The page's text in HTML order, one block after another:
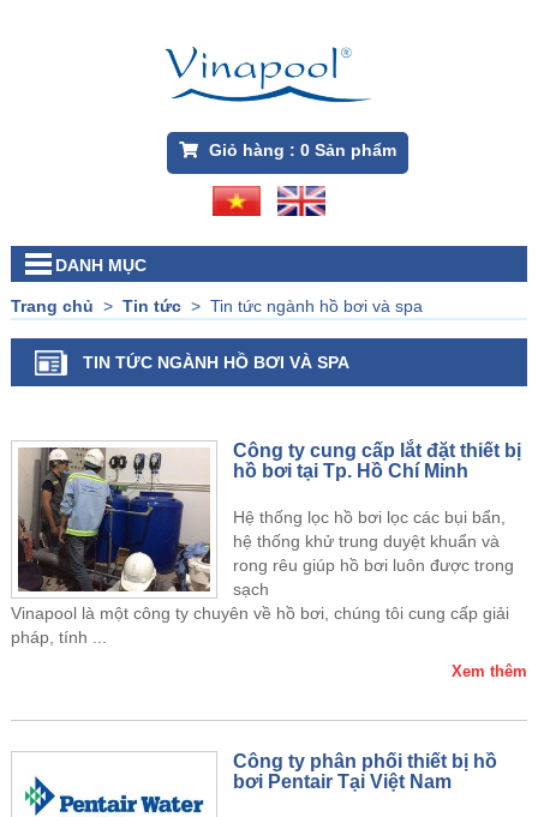
Giỏ hàng : 0Sản phẩm
DANH MỤC
Trang chủ > Tin tức> Tin tức ngành hồ bơi và spa
TIN TỨC NGÀNH HỒ BƠI VÀ SPA
Công ty cung cấp lắt đặt thiết bị
hồ bơi tại Tp. Hồ Chí Minh
Hệ thống lọc hồ bơi lọc các bụi bẩn,
hệ thống khử trung duyệt khuẩn và
rong rêu giúp hồ bơi luôn được trong
sạch
Vinapool là một công ty chuyên về hồ bơi, chúng tôi cung cấp giải
pháp, tính ...
Xem thêm
Công ty phân phối thiết bị hồ
bơi Pentair Tại Việt Nam